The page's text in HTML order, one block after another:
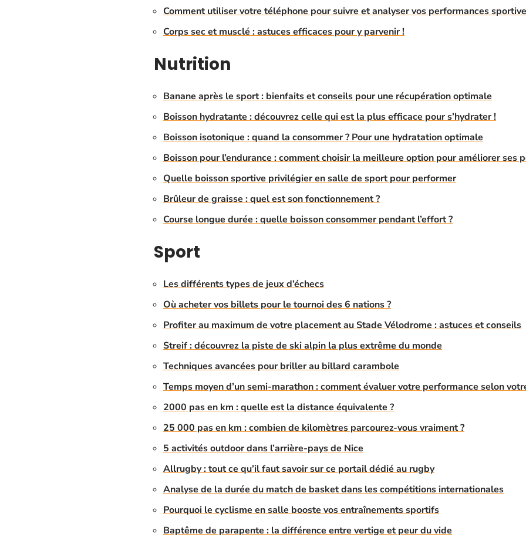
Comment utiliser votre téléphone pour suivre et analyser vos performances
Corps sec et musclé : astuces efficaces pour y parvenir !
Nutrition
Banane après le sport : bienfaits et conseils pour une récupération optimale
Boisson hydratante : découvrez celle qui est la plus efficace pour s’hydrater !
Boisson isotonique : quand la consommer ? Pour une hydratation optimale
Boisson pour l’endurance : comment choisir la meilleure option pour améliorer ses
Quelle boisson sportive privilégier en salle de sport pour performer
Brûleur de graisse : quel est son fonctionnement ?
Course longue durée : quelle boisson consommer pendant l’effort ?
Sport
Les différents types de jeux d’échecs
Où acheter vos billets pour le tournoi des 6 nations ?
Profiter au maximum de votre placement au Stade Vélodrome : astuces et conseils
Streif : découvrez la piste de ski alpin la plus extrême du monde
Techniques avancées pour briller au billard carambole
Temps moyen d’un semi-marathon : comment évaluer votre performance selon
2000 pas en km : quelle est la distance équivalente ?
25 000 pas en km : combien de kilomètres parcourez-vous vraiment ?
5 activités outdoor dans l’arrière-pays de Nice
Allrugby : tout ce qu’il faut savoir sur ce portail dédié au rugby
Analyse de la durée du match de basket dans les compétitions internationales
Pourquoi le cyclisme en salle booste vos entraînements sportifs
Baptême de parapente : la différence entre vertige et peur du vide